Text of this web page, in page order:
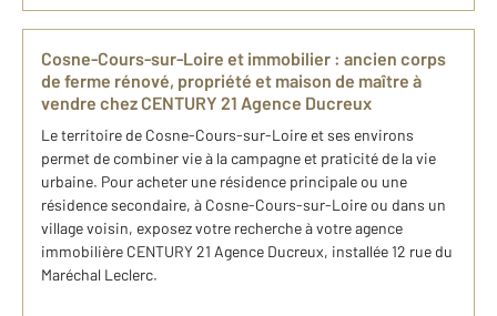
Cosne-Cours-sur-Loire et immobilier : ancien corps
de ferme rénové, propriété et maison de maître à
vendre chez CENTURY 21 Agence Ducreux
Le territoire de Cosne-Cours-sur-Loire et ses environs
permet de combiner vie à la campagne et praticité de la vie
urbaine. Pour acheter une résidence principale ou une
résidence secondaire, à Cosne-Cours-sur-Loire ou dans un
village voisin, exposez votre recherche à votre agence
immobilière CENTURY 21 Agence Ducreux, installée 12 rue du
Maréchal Leclerc.